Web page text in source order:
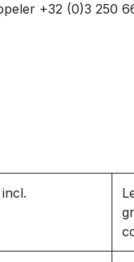
+32 (0)3 250